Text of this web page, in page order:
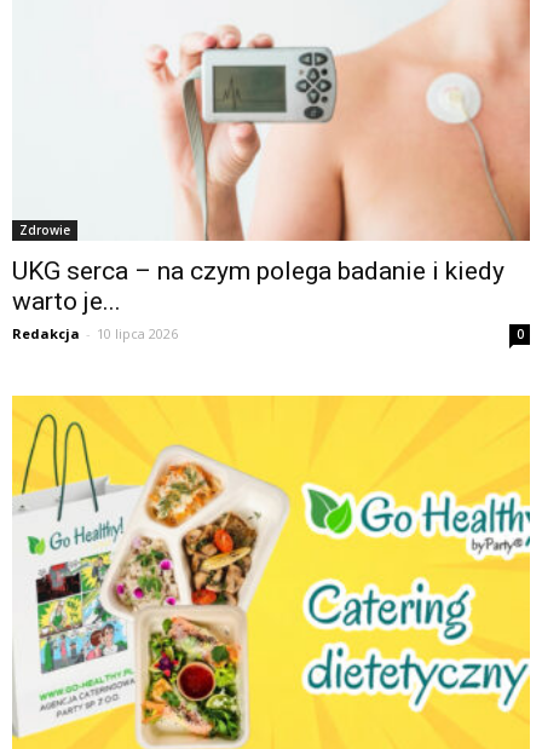
Zdrowie
UKG serca – na czym polega badanie i kiedy
warto je...
Redakcja - 10 lipca 2026 0